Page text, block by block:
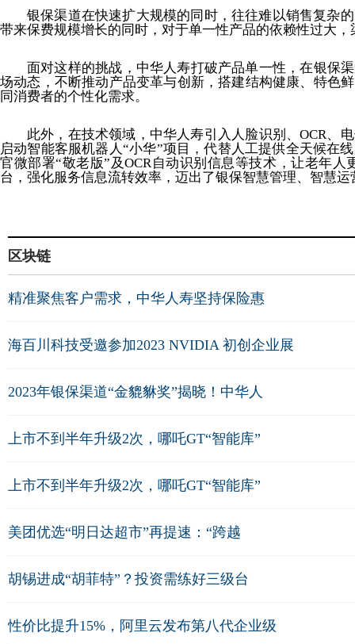
银保渠道在快速扩大规模的同时，往往难以销售复杂
带来保费规模增长的同时，对于单一性产品的依赖性过大
面对这样的挑战，中华人寿打破产品单一性，在银保
场动态，不断推动产品变革与创新，搭建结构健康、特色
同消费者的个性化需求。
此外，在技术领域，中华人寿引入人脸识别、OCR、
启动智能客服机器人“小华”项目，代替人工提供全天候在
官微部署“敬老版”及OCR自动识别信息等技术，让老年
台，强化服务信息流转效率，迈出了银保智慧管理、智慧运
区块链
精准聚焦客户需求，中华人寿坚持保险惠
海百川科技受邀参加2023 NVIDIA 初创企业展
2023年银保渠道“金貔貅奖”揭晓！中华人
上市不到半年升级2次，哪吒GT“智能库”
上市不到半年升级2次，哪吒GT“智能库”
美团优选“明日达超市”再提速：“跨越
胡锡进成“胡菲特”？投资需练好三级台
性价比提升15%，阿里云发布第八代企业级